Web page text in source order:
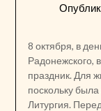
8 октября, в
Радонежского,
праздник. Для
поскольку
Литургия.